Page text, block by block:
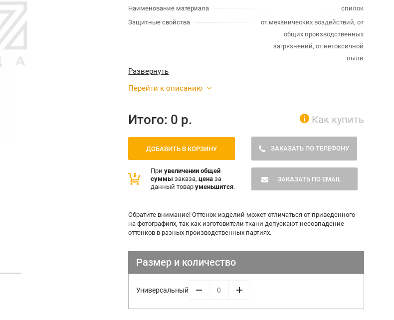
Наименование материала
спилок
Защитные свойства
от механических воздействий, от
общих производственных
загрязнений, от нетоксичной
пыли
Развернуть
Перейти к описанию
Итого: 0 р. Как купить
ДОБАВИТЬ В КОРЗИНУ ЗАКАЗАТЬ ПО ТЕЛЕФОНУ
Приувеличении общей
суммы заказа,цена за
данный товаруменьшится.
ЗАКАЗАТЬ ПО EMAIL
Обратите внимание! Оттенок изделий может отличаться от приведенного
на фотографиях, так как изготовители ткани допускают несовпадение
оттенков в разных производственных партиях.
Размер и количество
Универсальный